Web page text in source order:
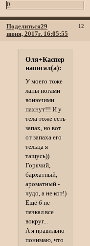
0
Поделиться 12
29
июня, 2017г. 16:05:55
Оля+Каспер
написал(а):
У моего тоже
лапы ногами
вонючими
пахнут!!! И у
тела тоже есть
запах, но вот
от запаха его
тельца я
тащусь))
Горячий,
бархатный,
ароматный -
чудо, а не кот!)
Ещё б не
пачкал все
вокруг...
А я правильно
понимаю, что